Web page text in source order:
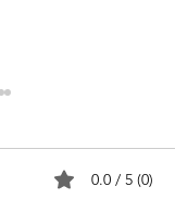
0.0 / 5 (0)